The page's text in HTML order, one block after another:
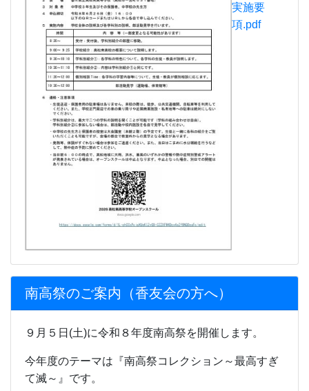
南高祭のご案内（香友会の方へ）
９月５日(土)に令和８年度南高祭を開催します。
今年度のテーマは『南高祭コレクション～最高すぎ
て滅～』です。
南高祭香友会の方へ.pdf